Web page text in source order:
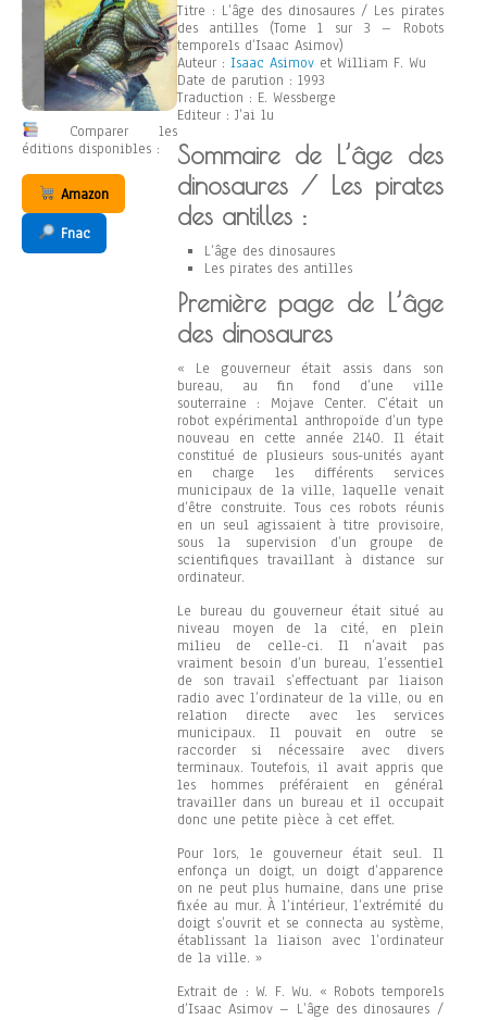
Comparer les
éditions disponibles :
Amazon
Fnac
Titre : L’âge des dinosaures / Les pirates
des antilles (Tome 1 sur 3 – Robots
temporels d’Isaac Asimov)
Auteur : Isaac Asimovet William F. Wu
Date de parution : 1993
Traduction : E. Wessberge
Editeur : J’ai lu
Sommaire de L’âge des
dinosaures / Les pirates
des antilles :
L’âge des dinosaures
Les pirates des antilles
Première page de L’âge
des dinosaures
« Le gouverneur était assis dans son
bureau, au fin fond d’une ville
souterraine : Mojave Center. C’était un
robot expérimental anthropoïde d’un type
nouveau en cette année 2140. Il était
constitué de plusieurs sous-unités ayant
en charge les différents services
municipaux de la ville, laquelle venait
d’être construite. Tous ces robots réunis
en un seul agissaient à titre provisoire,
sous la supervision d’un groupe de
scientifiques travaillant à distance sur
ordinateur.
Le bureau du gouverneur était situé au
niveau moyen de la cité, en plein
milieu de celle-ci. Il n’avait pas
vraiment besoin d’un bureau, l’essentiel
de son travail s’effectuant par liaison
radio avec l’ordinateur de la ville, ou en
relation directe avec les services
municipaux. Il pouvait en outre se
raccorder si nécessaire avec divers
terminaux. Toutefois, il avait appris que
les hommes préféraient en général
travailler dans un bureau et il occupait
donc une petite pièce à cet effet.
Pour lors, le gouverneur était seul. Il
enfonça un doigt, un doigt d’apparence
on ne peut plus humaine, dans une prise
fixée au mur. À l’intérieur, l’extrémité du
doigt s’ouvrit et se connecta au système,
établissant la liaison avec l’ordinateur
de la ville. »
Extrait de : W. F. Wu. « Robots temporels
d’Isaac Asimov – L’âge des dinosaures /